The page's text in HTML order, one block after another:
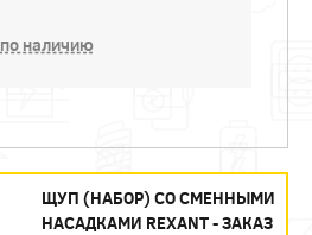
по наличию
ЩУП (НАБОР) СО СМЕННЫМИ
НАСАДКАМИ REXANT - ЗАКАЗ